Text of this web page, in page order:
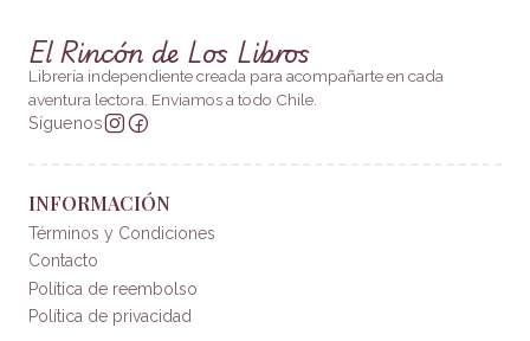
El Rincón de Los Libros
Librería independiente creada para acompañarte en cada
aventura lectora. Enviamos a todo Chile.
Síguenos
INFORMACIÓN
Términos y Condiciones
Contacto
Política de reembolso
Política de privacidad